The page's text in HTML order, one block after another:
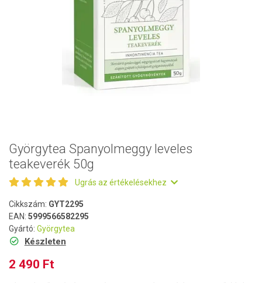
Györgytea Spanyolmeggy leveles
teakeverék 50g
Ugrás az értékelésekhez
Cikkszám: GYT2295
EAN: 5999566582295
Gyártó: Györgytea
Készleten
2 490 Ft